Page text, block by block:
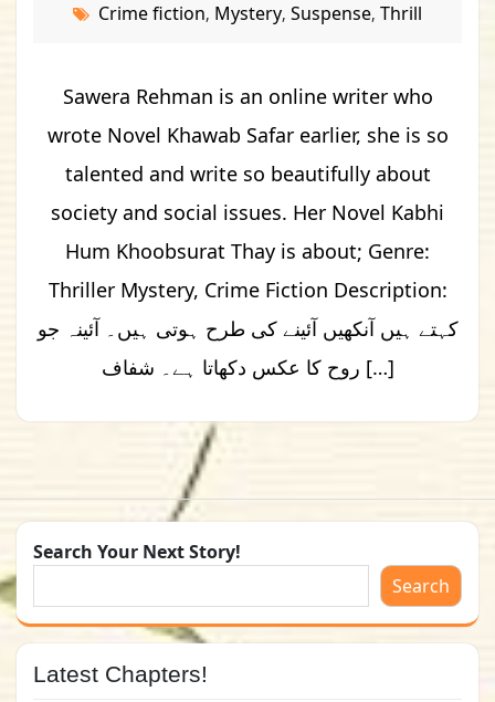
Crime fiction, Mystery, Suspense, Thrill
Sawera Rehman is an online writer who
wrote Novel Khawab Safar earlier, she is so
talented and write so beautifully about
society and social issues. Her Novel Kabhi
Hum Khoobsurat Thay is about; Genre:
Thriller Mystery, Crime Fiction Description:
کہتے ہیں آنکھیں آئینے کی طرح ہوتی ہیں۔ آئینہ جو
روح کا عکس دکھاتا ہے۔ شفاف […]
Search Your Next Story!
Search
Latest Chapters!